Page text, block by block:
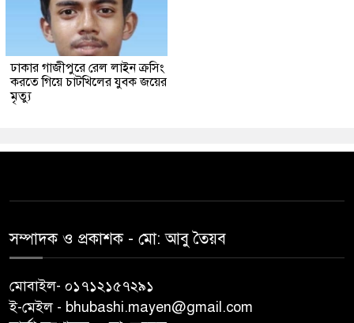
ঢাকার গাজীপুরে রেল লাইন ক্রসিং
করতে গিয়ে চাটখিলের যুবক জয়ের
মৃত্যু
সম্পাদক ও প্রকাশক -‌ মো: আবু‌ তৈয়ব
মোবাইল- ০১৭১২১৫৭২৯১
ই-মেইল - bhubashi.mayen@gmail.com